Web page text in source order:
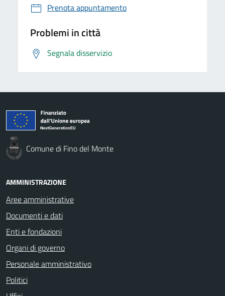
Prenota appuntamento
Problemi in città
Segnala disservizio
Comune di Fino del Monte
AMMINISTRAZIONE
Aree amministrative
Documenti e dati
Enti e fondazioni
Organi di governo
Personale amministrativo
Politici